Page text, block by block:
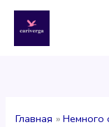
содержимому
Главная Немного